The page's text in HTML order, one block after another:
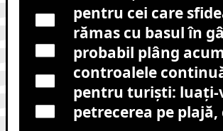
pentru cei care
rămas cu basul în
probabil plâng
controalele
pentru turiști: luați-
petrecerea pe